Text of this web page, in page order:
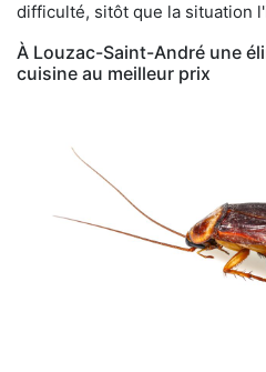
difficulté, sitôt que la situation
À Louzac-Saint-André une
cuisine au meilleur prix